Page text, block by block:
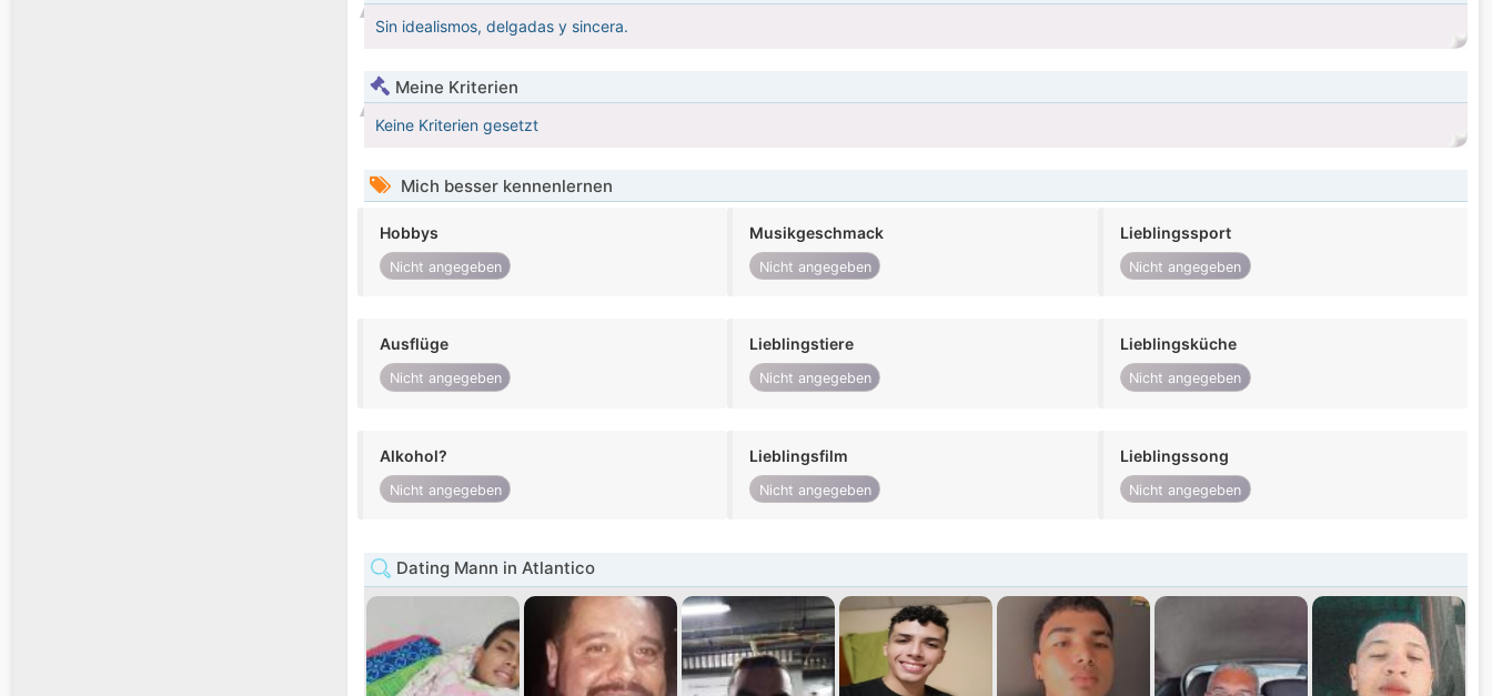
Sin idealismos, delgadas y sincera.
Meine Kriterien
Keine Kriterien gesetzt
Mich besser kennenlernen
Hobbys
Nicht angegeben
Musikgeschmack
Nicht angegeben
Lieblingssport
Nicht angegeben
Ausflüge
Nicht angegeben
Lieblingstiere
Nicht angegeben
Lieblingsküche
Nicht angegeben
Alkohol?
Nicht angegeben
Lieblingsfilm
Nicht angegeben
Lieblingssong
Nicht angegeben
Dating Mann in Atlantico